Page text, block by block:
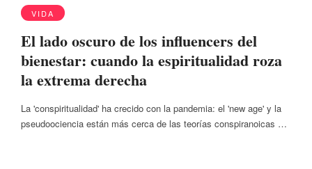
VIDA
El lado oscuro de los influencers del
bienestar: cuando la espiritualidad roza
la extrema derecha
La 'conspiritualidad' ha crecido con la pandemia: el 'new age' y la
pseudoociencia están más cerca de las teorías conspiranoicas …